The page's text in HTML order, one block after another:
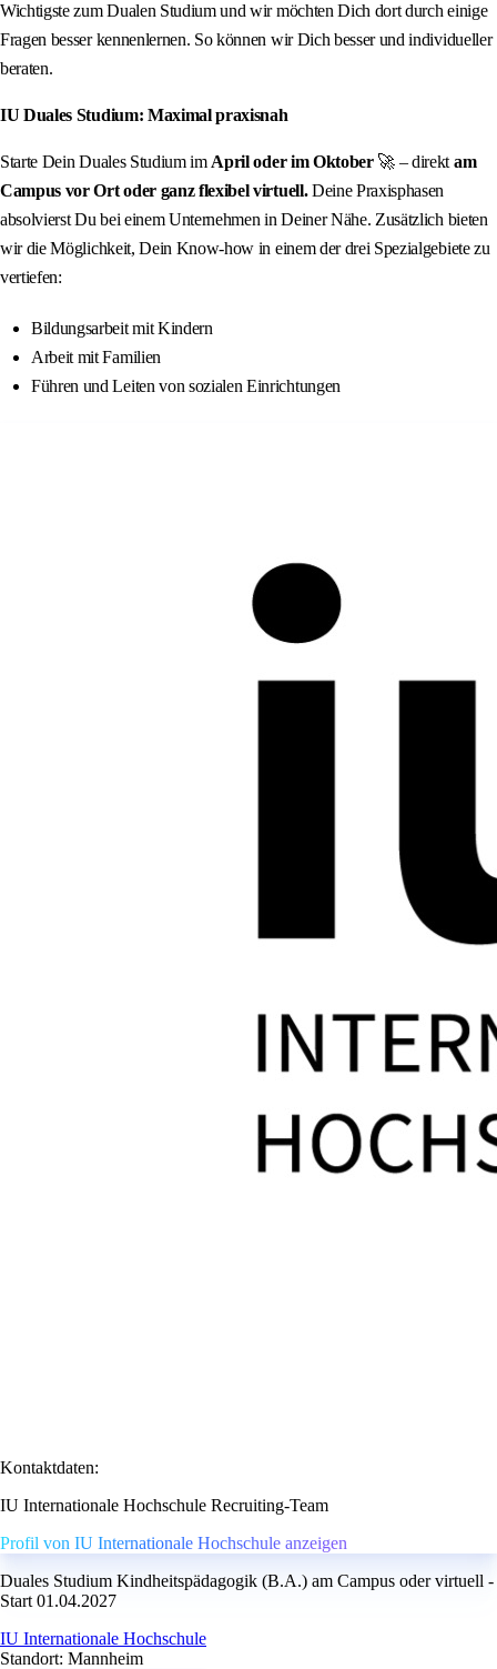
Wichtigste zum Dualen Studium und wir möchten Dich dort durch einige
Fragen besser kennenlernen. So können wir Dich besser und individueller
beraten.
IU Duales Studium: Maximal praxisnah
Starte Dein Duales Studium im April oder im Oktober 🚀 – direkt am
Campus vor Ort oder ganz flexibel virtuell.Deine Praxisphasen
absolvierst Du bei einem Unternehmen in Deiner Nähe. Zusätzlich bieten
wir die Möglichkeit, Dein Know-how in einem der drei Spezialgebiete zu
vertiefen:
Bildungsarbeit mit Kindern
Arbeit mit Familien
Führen und Leiten von sozialen Einrichtungen
Kontaktdaten:
IU Internationale Hochschule Recruiting-Team
Profil von IU Internationale Hochschule anzeigen
Duales Studium Kindheitspädagogik (B.A.) am Campus oder virtuell -
Start 01.04.2027
IU Internationale Hochschule
Standort: Mannheim